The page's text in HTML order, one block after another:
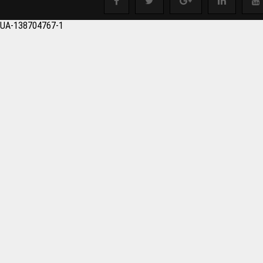
salonu Boşaltmak
UA-138704767-1